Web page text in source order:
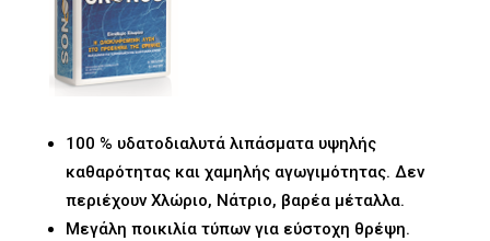
100 % υδατοδιαλυτά λιπάσματα υψηλής
καθαρότητας και χαμηλής αγωγιμότητας. Δεν
περιέχουν Χλώριο, Νάτριο, βαρέα μέταλλα.
Μεγάλη ποικιλία τύπων για εύστοχη θρέψη.